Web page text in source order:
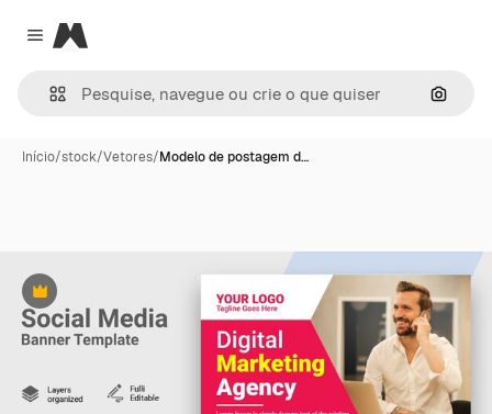
Close menu
Magnific
Início/stock/Vetores/Modelo de postagem d…
Premium